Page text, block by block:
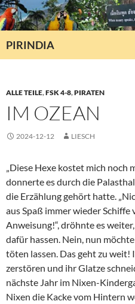
Zum
Inhalt
PIRINDIA
ALLE TEILE,FSK 4-8,PIRATEN
IM OZEAN
2024-12-12 LIESCH
„Diese Hexe kostet mich noch
donnerte es durch die
die Erzählung gehört hatte.
aus Spaß immer wieder Schiffe
Anweisung!“, dröhnte es
dafür hassen. Nein, nun
töten lassen. Das geht zu weit!
zerstören und ihr Glatze
nächste Jahr im Nixen-
Nixen die Kacke vom Hintern